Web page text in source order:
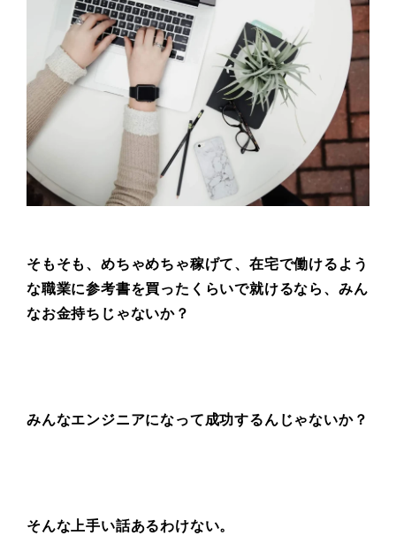
そもそも、めちゃめちゃ稼げて、在宅で働けるよう
な職業に参考書を買ったくらいで就けるなら、 みん
なお金持ちじゃないか？
みんなエンジニアになって成功するんじゃないか？
そんな上手い話あるわけない。